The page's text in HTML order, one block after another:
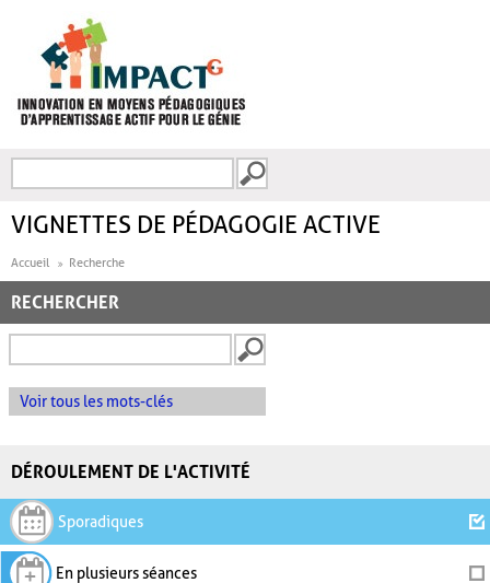
FORMULAIRE DE
VIGNETTES DE PÉDAGOGIE ACTIVE
Accueil Recherche
RECHERCHER
Voir tous les mots-clés
DÉROULEMENT DE L'ACTIVITÉ
Sporadiques
En plusieurs séances